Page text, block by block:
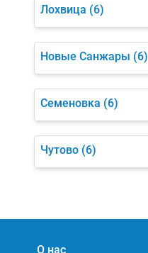
Лохвица (6)
Новые Санжары (6)
Семеновка (6)
Чутово (6)
О нас